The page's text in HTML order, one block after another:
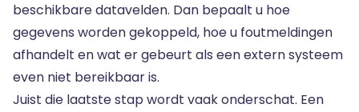
beschikbare datavelden. Dan bepaalt u hoe
gegevens worden gekoppeld, hoe u foutmeldingen
afhandelt en wat er gebeurt als een extern systeem
even niet bereikbaar is.
Juist die laatste stap wordt vaak onderschat. Een